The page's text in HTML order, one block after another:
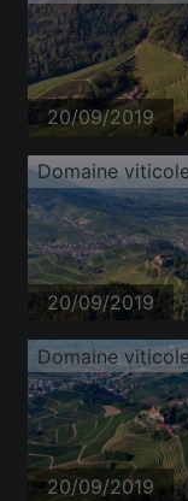
20/09/2019
20/09/2019
20/09/2019